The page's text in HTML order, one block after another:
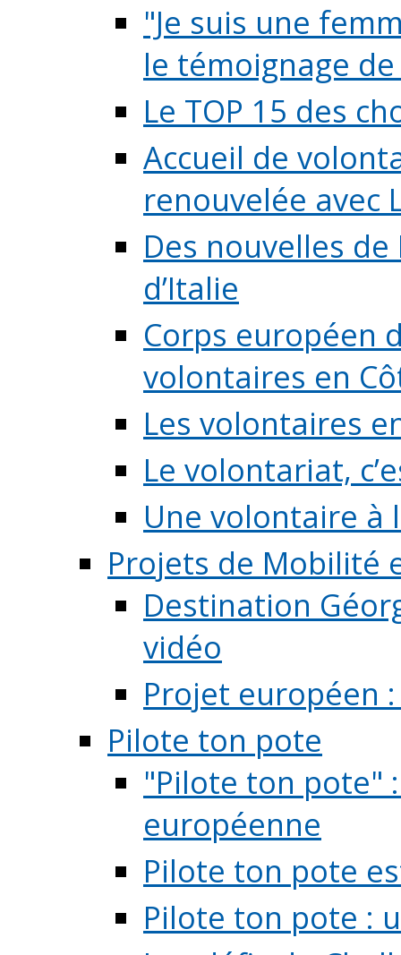
"Je suis une
le témoignage de
Le TOP 15 des
Accueil de
renouvelée avec
Des nouvelles
d’Italie
Corps européen
volontaires en
Les volontaires
Le volontariat,
Une volontaire à
Projets de Mobilité
Destination
vidéo
Projet européen
Pilote ton pote
"Pilote ton pote"
européenne
Pilote ton pote
Pilote ton pote :